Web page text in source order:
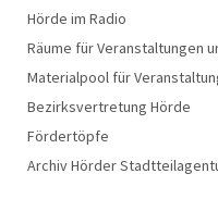
Hörde im Radio
Räume für Veranstaltungen
Materialpool für
Bezirksvertretung Hörde
Fördertöpfe
Archiv Hörder